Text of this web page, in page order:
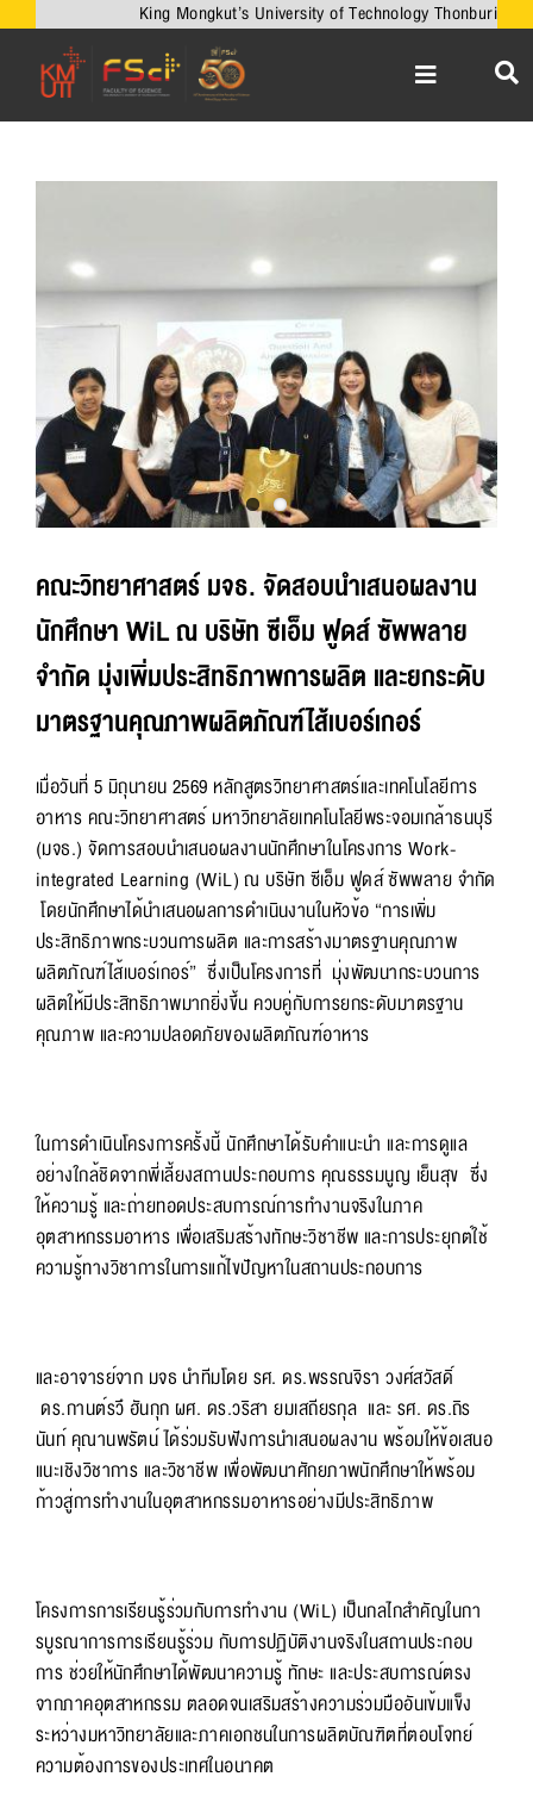
content
King Mongkut’s University of Technology Thonburi
Toggle
Navigation
หน้าหลัก
เกี่ยวกับคณะ
งานวิจัยและนวัตกรรม
เครือข่ายความร่วมมือ
บริการวิชาการ
ความร่วมมือกับต่างประเทศ
ข่าวและกิจกรรม
Image
คณะวิทยาศาสตร์ มจธ. จัดสอบนำเสนอผลงาน
นักศึกษา WiL ณ บริษัท ซีเอ็ม ฟูดส์ ซัพพลาย
จำกัด มุ่งเพิ่มประสิทธิภาพการผลิต และยกระดับ
มาตรฐานคุณภาพผลิตภัณฑ์ไส้เบอร์เกอร์
เมื่อวันที่ 5 มิถุนายน 2569 หลักสูตรวิทยาศาสตร์และเทคโนโลยีการ
อาหาร คณะวิทยาศาสตร์ มหาวิทยาลัยเทคโนโลยีพระจอมเกล้าธนบุรี
(มจธ.) จัดการสอบนำเสนอผลงานนักศึกษาในโครงการ Work-
integrated Learning (WiL) ณ บริษัท ซีเอ็ม ฟูดส์ ซัพพลาย จำกัด
โดยนักศึกษาได้นำเสนอผลการดำเนินงานในหัวข้อ “การเพิ่ม
ประสิทธิภาพกระบวนการผลิต และการสร้างมาตรฐานคุณภาพ
ผลิตภัณฑ์ไส้เบอร์เกอร์” ซึ่งเป็นโครงการที่ มุ่งพัฒนากระบวนการ
ผลิตให้มีประสิทธิภาพมากยิ่งขึ้น ควบคู่กับการยกระดับมาตรฐาน
คุณภาพ และความปลอดภัยของผลิตภัณฑ์อาหาร
ในการดำเนินโครงการครั้งนี้ นักศึกษาได้รับคำแนะนำ และการดูแล
อย่างใกล้ชิดจากพี่เลี้ยงสถานประกอบการ คุณธรรมนูญ เย็นสุข ซึ่ง
ให้ความรู้ และถ่ายทอดประสบการณ์การทำงานจริงในภาค
อุตสาหกรรมอาหาร เพื่อเสริมสร้างทักษะวิชาชีพ และการประยุกต์ใช้
ความรู้ทางวิชาการในการแก้ไขปัญหาในสถานประกอบการ
และอาจารย์จาก มจธ นำทีมโดย รศ. ดร.พรรณจิรา วงศ์สวัสดิ์
ดร.กานต์รวึ ฮันกุก ผศ. ดร.วริสา ยมเสถียรกุล และ รศ. ดร.ถิร
นันท์ คุณานพรัตน์ ได้ร่วมรับฟังการนำเสนอผลงาน พร้อมให้ข้อเสนอ
แนะเชิงวิชาการ และวิชาชีพ เพื่อพัฒนาศักยภาพนักศึกษาให้พร้อม
ก้าวสู่การทำงานในอุตสาหกรรมอาหารอย่างมีประสิทธิภาพ
โครงการการเรียนรู้ร่วมกับการทำงาน (WiL) เป็นกลไกสำคัญในกา
รบูรณาการการเรียนรู้ร่วม กับการปฏิบัติงานจริงในสถานประกอบ
การ ช่วยให้นักศึกษาได้พัฒนาความรู้ ทักษะ และประสบการณ์ตรง
จากภาคอุตสาหกรรม ตลอดจนเสริมสร้างความร่วมมืออันเข้มแข็ง
ระหว่างมหาวิทยาลัยและภาคเอกชนในการผลิตบัณฑิตที่ตอบโจทย์
ความต้องการของประเทศในอนาคต